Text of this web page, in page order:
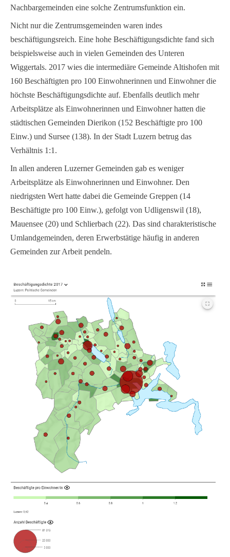
Nachbargemeinden eine solche Zentrumsfunktion ein.
Nicht nur die Zentrumsgemeinden waren indes
beschäftigungsreich. Eine hohe Beschäftigungsdichte fand sich
beispielsweise auch in vielen Gemeinden des Unteren
Wiggertals. 2017 wies die intermediäre Gemeinde Altishofen mit
160 Beschäftigten pro 100 Einwohnerinnen und Einwohner die
höchste Beschäftigungsdichte auf. Ebenfalls deutlich mehr
Arbeitsplätze als Einwohnerinnen und Einwohner hatten die
städtischen Gemeinden Dierikon (152 Beschäftigte pro 100
Einw.) und Sursee (138). In der Stadt Luzern betrug das
Verhältnis 1:1.
In allen anderen Luzerner Gemeinden gab es weniger
Arbeitsplätze als Einwohnerinnen und Einwohner. Den
niedrigsten Wert hatte dabei die Gemeinde Greppen (14
Beschäftigte pro 100 Einw.), gefolgt von Udligenswil (18),
Mauensee (20) und Schlierbach (22). Das sind charakteristische
Umlandgemeinden, deren Erwerbstätige häufig in anderen
Gemeinden zur Arbeit pendeln.